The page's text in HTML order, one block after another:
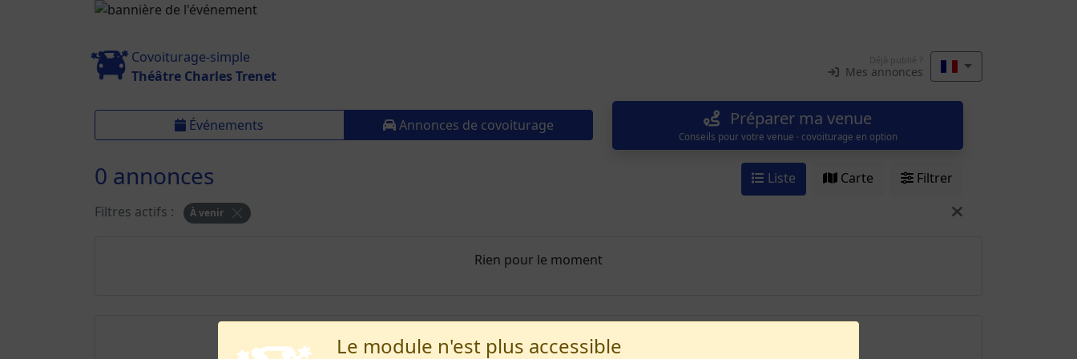
Le module n'est plus accessible
Covoiturage-simple
Théâtre Charles Trenet
Déjà publié ?
Mes annonces
Événements Annonces de covoiturage Préparer ma venue
Conseils pour votre venue · covoiturage en option
0 annonces Liste Carte
Filtrer
Filtres actifs :
À venir
Rien pour le moment